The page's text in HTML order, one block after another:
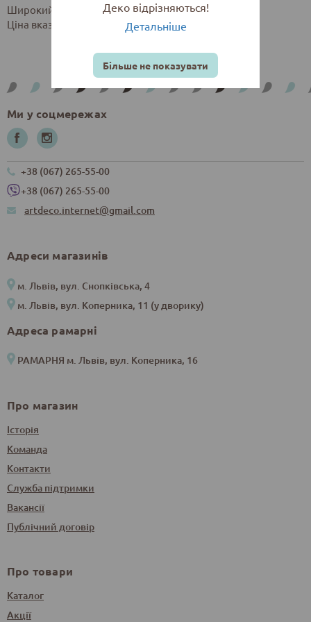
Широкий асортимент кольорів та розмірів.
Ціна вказана за один букетик (6 квіток).
Ми у соцмережах
+38 (067) 265-55-00
+38 (067) 265-55-00
artdeco.internet@gmail.com
Адреси магазинів
м. Львів, вул. Снопківська, 4
м. Львів, вул. Коперника, 11 (у дворику)
Адреса рамарні
РАМАРНЯ м. Львів, вул. Коперника, 16
Про магазин
Історія
Команда
Контакти
Служба підтримки
Вакансії
Публічний договір
Про товари
Каталог
Акції
Деко відрізняються!
Детальніше
Більше не показувати